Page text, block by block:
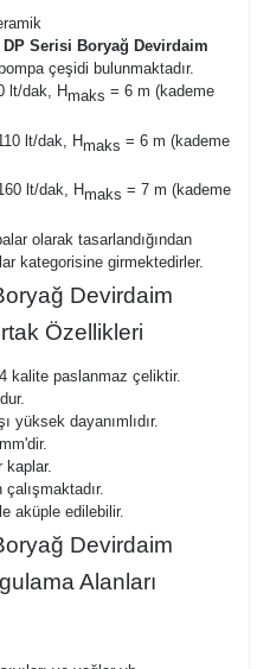
DP Serisi Boryağ Devirdaim
çeşidi bulunmaktadır.
lt/dak, Hmaks = 6 m (kademe
lt/dak, Hmaks = 6 m (kademe
lt/dak, Hmaks = 7 m (kademe
olarak tasarlandığından
kategorisine girmektedirler.
Devirdaim
Özellikleri
kalite paslanmaz çeliktir.
yüksek dayanımlıdır.
kaplar.
aküple edilebilir.
Devirdaim
Alanları